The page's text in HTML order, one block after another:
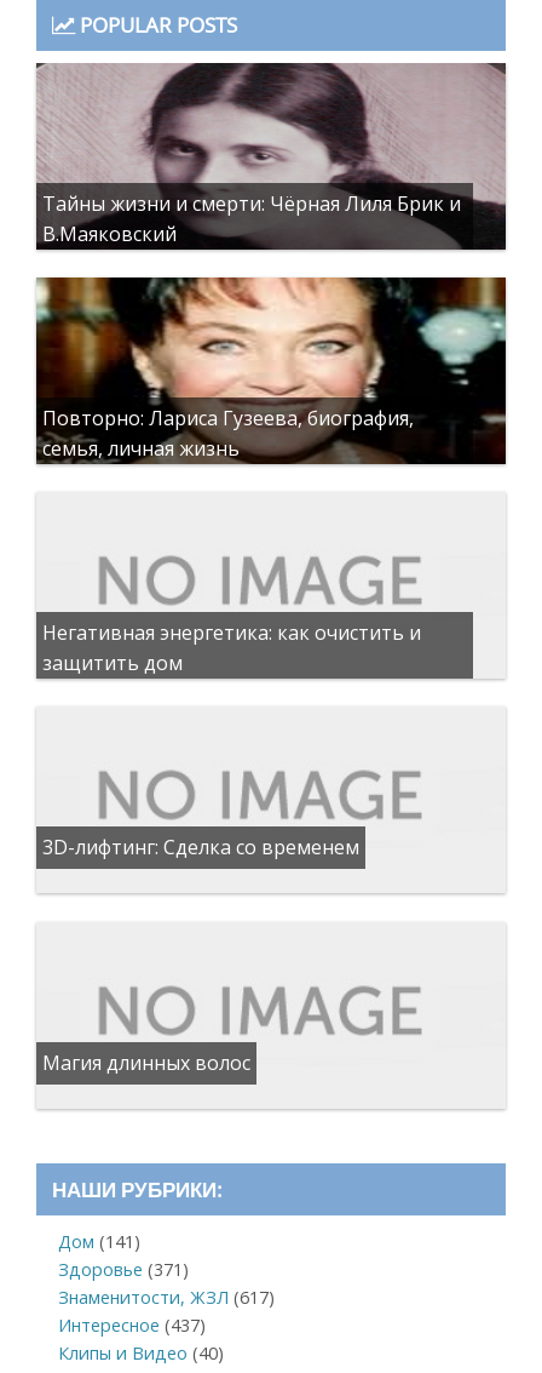
POPULAR POSTS
Тайны жизни и смерти: Чёрная Лиля Брик и
В.Маяковский
Повторно: Лариса Гузеева, биография,
семья, личная жизнь
Негативная энергетика: как очистить и
защитить дом
3D-лифтинг: Сделка со временем
Магия длинных волос
НАШИ РУБРИКИ:
Дом (141)
Здоровье (371)
Знаменитости, ЖЗЛ (617)
Интересное (437)
Клипы и Видео (40)